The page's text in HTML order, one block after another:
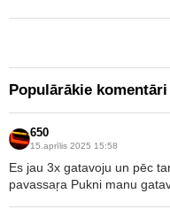
Populārākie komentāri
650
15.aprīlis 2025 15:58
Es jau 3x gatavoju un pēc
pavassaŗa Pukni manu